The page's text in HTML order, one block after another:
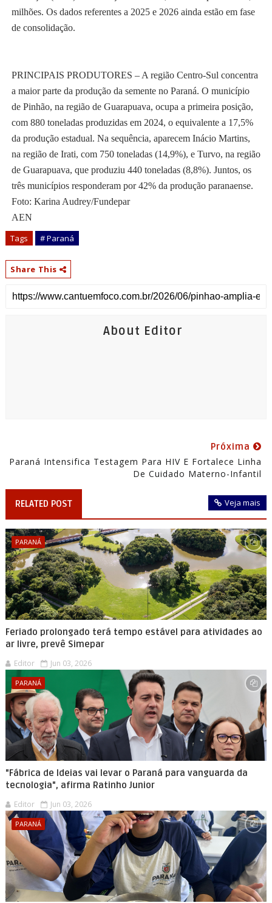
milhões. Os dados referentes a 2025 e 2026 ainda estão em fase
de consolidação.
PRINCIPAIS PRODUTORES – A região Centro-Sul concentra
a maior parte da produção da semente no Paraná. O município
de Pinhão, na região de Guarapuava, ocupa a primeira posição,
com 880 toneladas produzidas em 2024, o equivalente a 17,5%
da produção estadual. Na sequência, aparecem Inácio Martins,
na região de Irati, com 750 toneladas (14,9%), e Turvo, na região
de Guarapuava, que produziu 440 toneladas (8,8%). Juntos, os
três municípios responderam por 42% da produção paranaense.
Foto: Karina Audrey/Fundepar
AEN
Tags # Paraná
Share This
About Editor
Próxima
Paraná Intensifica Testagem Para HIV E Fortalece Linha
De Cuidado Materno-Infantil
RELATED POST Veja mais
PARANÁ
Feriado prolongado terá tempo estável para atividades ao
ar livre, prevê Simepar
Editor Jun 03, 2026
PARANÁ
"Fábrica de Ideias vai levar o Paraná para vanguarda da
tecnologia", afirma Ratinho Junior
Editor Jun 03, 2026
PARANÁ